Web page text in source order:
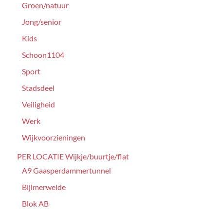
Groen/natuur
Jong/senior
Kids
Schoon1104
Sport
Stadsdeel
Veiligheid
Werk
Wijkvoorzieningen
PER LOCATIE Wijkje/buurtje/flat
A9 Gaasperdammertunnel
Bijlmerweide
Blok AB